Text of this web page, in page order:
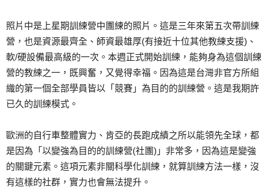
照片中是上星期訓練營中團練的照片。這是三年來第五次帶訓練
營，也是資源最齊全、師資最雄厚(有接近十位其他教練支援)、
軟/硬設備最高級的一次。本週正式開始訓練，能夠身為這個訓練
營的教練之一，既興奮，又覺得幸福。因為這是台灣非官方所組
織的第一個全部學員皆以「競賽」為目的的訓練營。這是我期許
已久的訓練模式。
歐洲的自行車整體實力、肯亞的長跑成績之所以能領先全球，都
是因為「以變強為目的的訓練營(社團)」非常多，因為這是變強
的關鍵元素。這項元素非關科學化訓練，就算訓練方法一樣，沒
有這樣的社群，實力也會無法提升。